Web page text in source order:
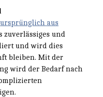
ursprünglich aus
zuverlässiges und
und wird dies
bleiben. Mit der
wird der Bedarf nach